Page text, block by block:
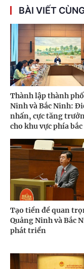
BÀI VIẾT
Thành lập thành
Ninh và Bắc Ninh:
nhấn, cực tăng
cho khu vực phía bắc
Tạo tiền đề quan
Quảng Ninh và Bắc
phát triển